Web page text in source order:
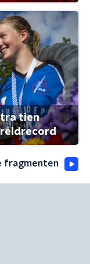
tien
fragmenten